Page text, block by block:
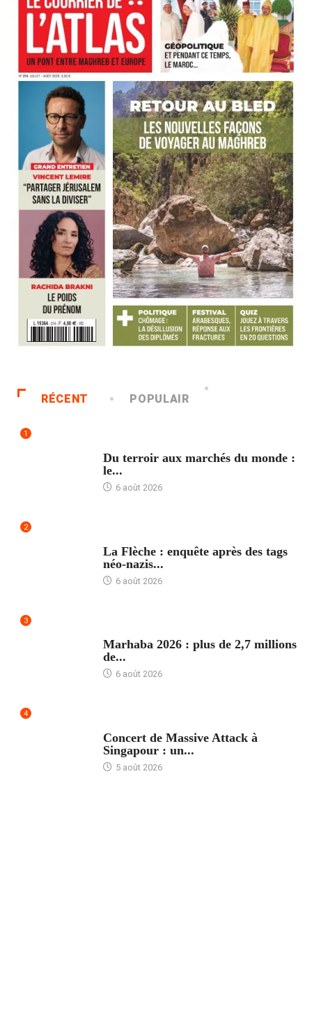
RÉCENT POPULAIR
1
Du terroir aux marchés du monde :
le...
6 août 2026
2
La Flèche : enquête après des tags
néo-nazis...
6 août 2026
3
Marhaba 2026 : plus de 2,7 millions
de...
6 août 2026
4
Concert de Massive Attack à
Singapour : un...
5 août 2026